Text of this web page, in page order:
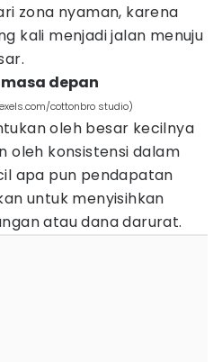
zona nyaman, karena
kali menjadi jalan menuju
depan
cottonbro studio)
oleh besar kecilnya
oleh konsistensi dalam
apa pun pendapatan
untuk menyisihkan
atau dana darurat.